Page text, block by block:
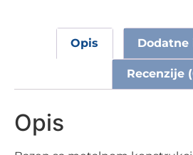
Opis
Recenzije
Opis